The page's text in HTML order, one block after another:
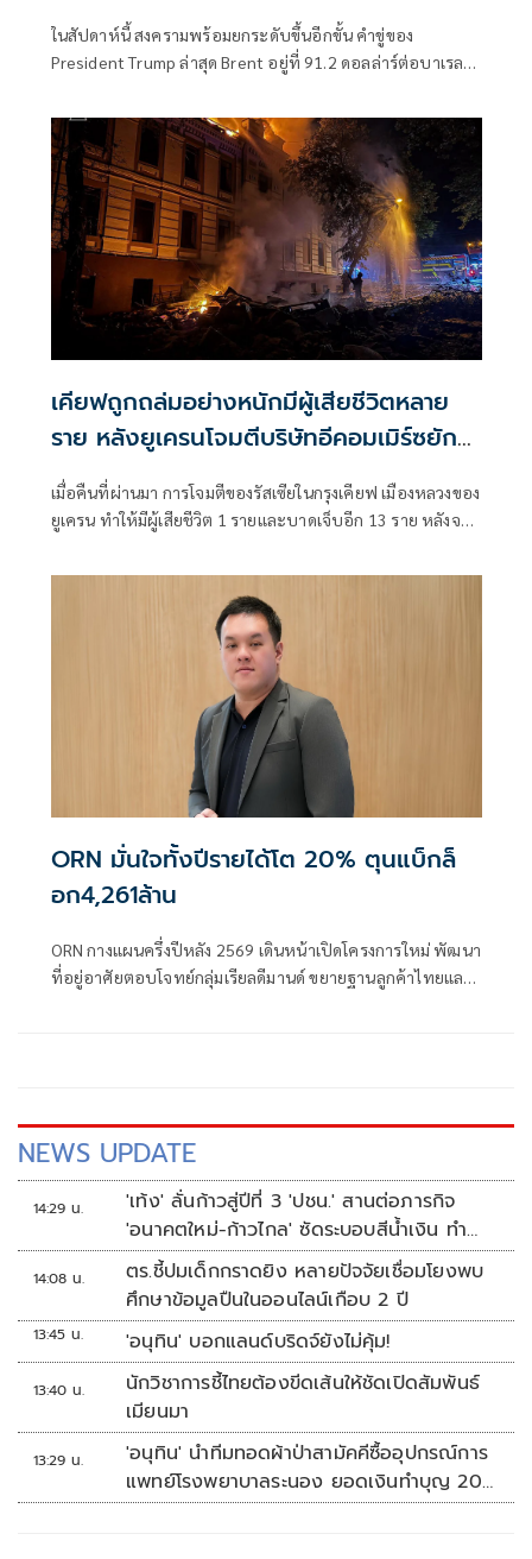
ในสัปดาห์นี้ สงครามพร้อมยกระดับขึ้นอีกขั้น คำขู่ของ
President Trump ล่าสุด Brent อยู่ที่ 91.2 ดอลล่าร์ต่อบาเรล
ของ 2 ฝ่าย
เคียฟถูกถล่มอย่างหนักมีผู้เสียชีวิตหลาย
ราย หลังยูเครนโจมตีบริษัทอีคอมเมิร์ซยักษ์
ใหญ่ของรัสเซีย
เมื่อคืนที่ผ่านมา การโจมตีของรัสเซียในกรุงเคียฟ เมืองหลวงของ
ยูเครน ทำให้มีผู้เสียชีวิต 1 รายและบาดเจ็บอีก 13 ราย หลังจาก
ORN มั่นใจทั้งปีรายได้โต 20% ตุนแบ็กล็
อก4,261ล้าน
ORN กางแผนครึ่งปีหลัง 2569 เดินหน้าเปิดโครงการใหม่ พัฒนา
ที่อยู่อาศัยตอบโจทย์กลุ่มเรียลดีมานด์ ขยายฐานลูกค้าไทยและ
NEWS UPDATE
14:29 น.
'เท้ง' ลั่นก้าวสู่ปีที่ 3 'ปชน.' สานต่อภารกิจ
'อนาคตใหม่-ก้าวไกล' ซัดระบอบสีน้ำเงิน ทำ
หลักนิติรัฐ-นิติธรรมสั่นคลอน
14:08 น.
ตร.ชี้ปมเด็กกราดยิง หลายปัจจัยเชื่อมโยงพบ
ศึกษาข้อมูลปืนในออนไลน์เกือบ 2 ปี
13:45 น. 'อนุทิน' บอกแลนด์บริดจ์ยังไม่คุ้ม!
13:40 น.
นักวิชาการชี้ไทยต้องขีดเส้นให้ชัดเปิดสัมพันธ์
เมียนมา
13:29 น.
'อนุทิน' นำทีมทอดผ้าป่าสามัคคีซื้ออุปกรณ์การ
แพทย์โรงพยาบาลระนอง ยอดเงินทำบุญ 20
ล้านบาท